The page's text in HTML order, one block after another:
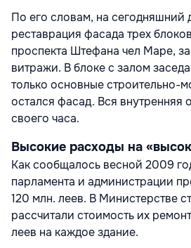
По его словам, на сегодняшний
реставрация фасада трех
проспекта Штефана чел Маре,
витражи. В блоке с залом
только основные строительно-
остался фасад. Вся внутренняя
своего часа.
Высокие расходы на
Как сообщалось весной 2009
парламента и администрации
120 млн. леев. В Министерстве
рассчитали стоимость их
леев на каждое здание.